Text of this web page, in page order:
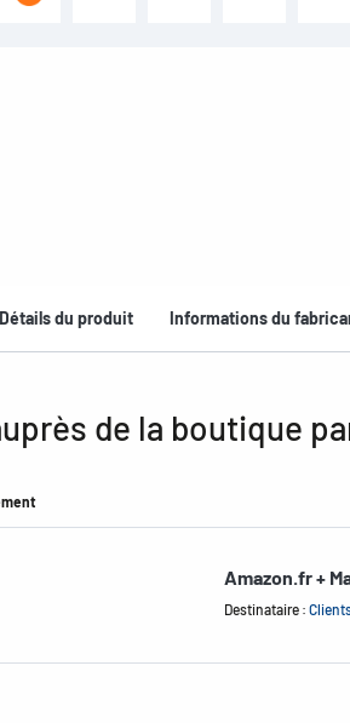
Détails du produit Informations du
de la boutique
Amazon.fr +
Destinataire :